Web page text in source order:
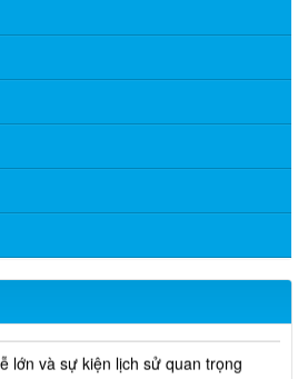
lý hoạt động của tạp chí trực thuộc
kinh doanh dịch vụ lữ hành nội
Du lịch ban hành Quyết định công bố
nhiệm kỳ 2026 - 2030
lớn và sự kiện lịch sử quan trọng